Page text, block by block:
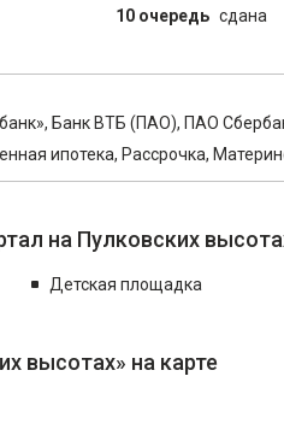
10 очередь сдана
Банк ВТБ (ПАО), ПАО
ипотека, Рассрочка,
на Пулковских
Детская площадка
высотах» на карте